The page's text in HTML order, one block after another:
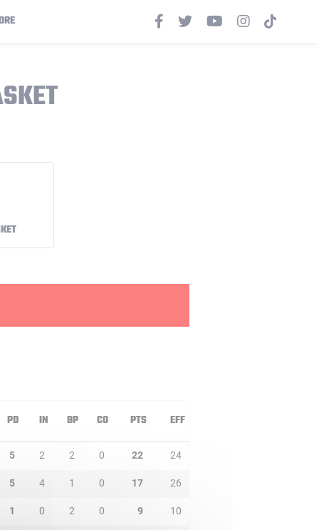
PD IN BP CO PTS EFF
5 2 2 0 22 24
5 4 1 0 17 26
1 0 2 0 9 10